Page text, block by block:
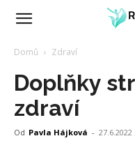
RádceVýživou.cz
Domů Zdraví
Doplňky
zdraví
Od Pavla Hájková - 27.6.2022